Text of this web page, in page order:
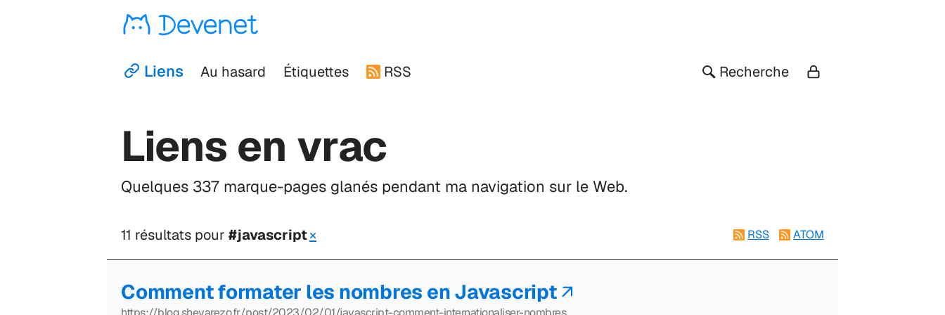
Liens Au hasard Étiquettes RSS Recherche
Liens en vrac
Quelques 337 marque-pages glanés pendant ma navigation sur le Web.
11 résultats pour #javascript× RSS ATOM
Comment formater les nombres en Javascript